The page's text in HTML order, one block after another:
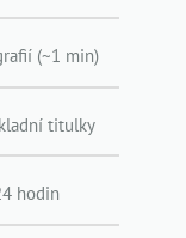
(~1 min)
titulky
hodin